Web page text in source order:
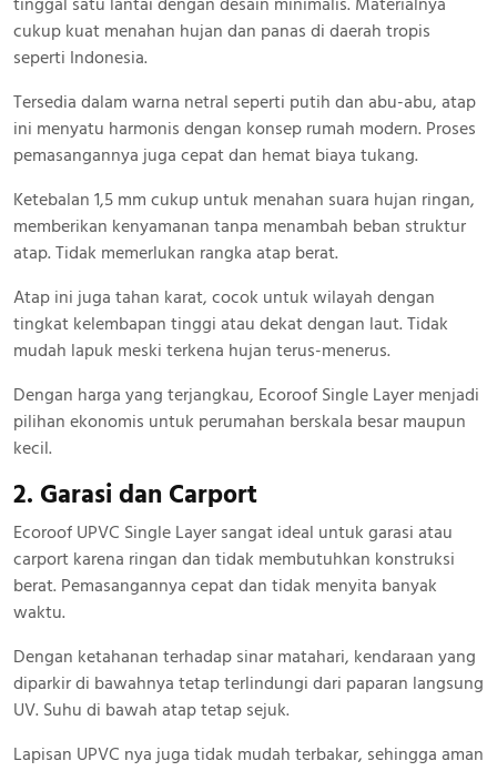
cukup kuat menahan hujan dan panas di daerah tropis
seperti Indonesia.
Tersedia dalam warna netral seperti putih dan abu-abu, atap
ini menyatu harmonis dengan konsep rumah modern. Proses
pemasangannya juga cepat dan hemat biaya tukang.
Ketebalan 1,5 mm cukup untuk menahan suara hujan ringan,
memberikan kenyamanan tanpa menambah beban struktur
atap. Tidak memerlukan rangka atap berat.
Atap ini juga tahan karat, cocok untuk wilayah dengan
tingkat kelembapan tinggi atau dekat dengan laut. Tidak
mudah lapuk meski terkena hujan terus-menerus.
Dengan harga yang terjangkau, Ecoroof Single Layer menjadi
pilihan ekonomis untuk perumahan berskala besar maupun
kecil.
2. Garasi dan Carport
Ecoroof UPVC Single Layer sangat ideal untuk garasi atau
carport karena ringan dan tidak membutuhkan konstruksi
berat. Pemasangannya cepat dan tidak menyita banyak
waktu.
Dengan ketahanan terhadap sinar matahari, kendaraan yang
diparkir di bawahnya tetap terlindungi dari paparan langsung
UV. Suhu di bawah atap tetap sejuk.
Lapisan UPVC nya juga tidak mudah terbakar, sehingga aman